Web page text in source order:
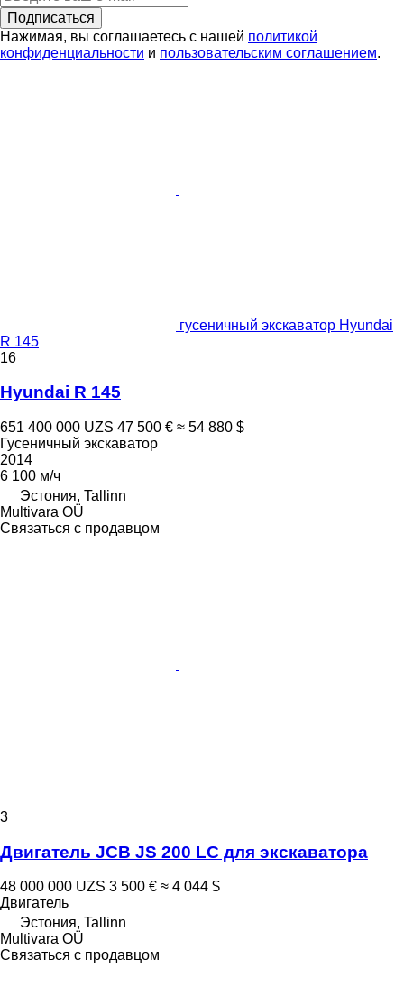
Подписаться
Нажимая, вы соглашаетесь с нашей политикой
конфиденциальности и пользовательским соглашением.
гусеничный экскаватор Hyundai
R 145
16
Hyundai R 145
651 400 000 UZS 47 500 € ≈ 54 880 $
Гусеничный экскаватор
2014
6 100 м/ч
Эстония, Tallinn
Multivara OÜ
Связаться с продавцом
3
Двигатель JCB JS 200 LC для экскаватора
48 000 000 UZS 3 500 € ≈ 4 044 $
Двигатель
Эстония, Tallinn
Multivara OÜ
Связаться с продавцом